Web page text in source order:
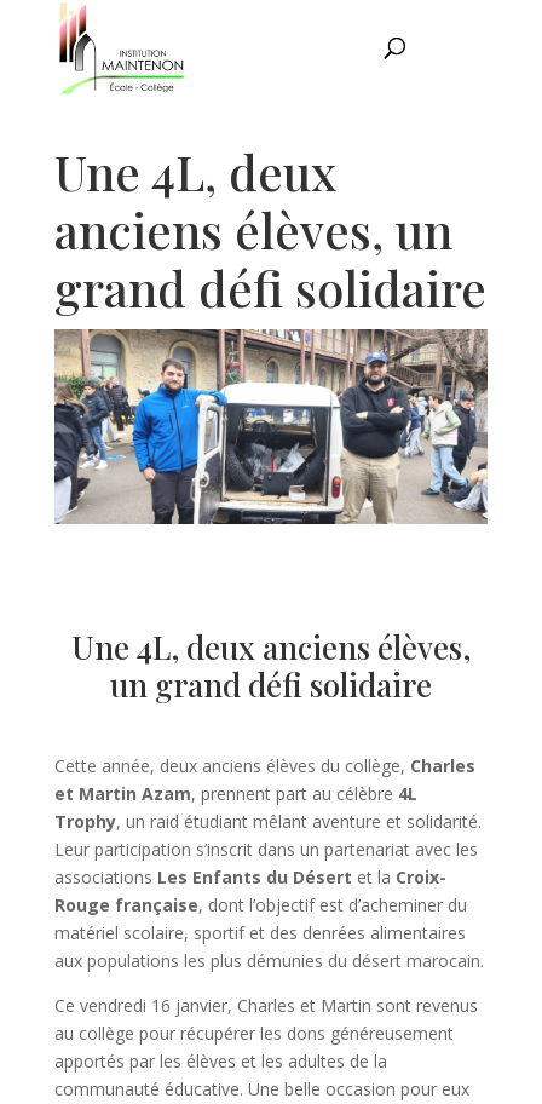
Une 4L, deux
anciens élèves, un
grand défi solidaire
Une 4L, deux anciens élèves,
un grand défi solidaire
Cette année, deux anciens élèves du collège, Charles
et Martin Azam, prennent part au célèbre 4L
Trophy, un raid étudiant mêlant aventure et solidarité.
Leur participation s’inscrit dans un partenariat avec les
associations Les Enfants du Désert et la Croix-
Rouge française, dont l’objectif est d’acheminer du
matériel scolaire, sportif et des denrées alimentaires
aux populations les plus démunies du désert marocain.
Ce vendredi 16 janvier, Charles et Martin sont revenus
au collège pour récupérer les dons généreusement
apportés par les élèves et les adultes de la
communauté éducative. Une belle occasion pour eux